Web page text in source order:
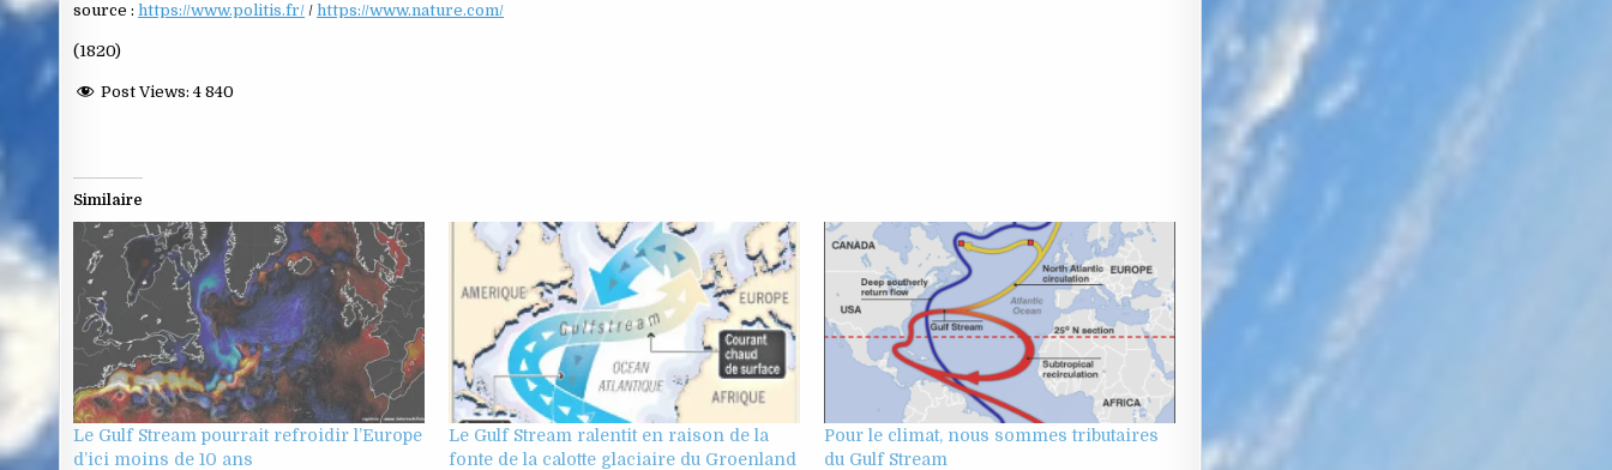
source :https://www.politis.fr/ /https://www.nature.com/
(1820)
Post Views: 4 840
Similaire
Le Gulf Stream pourrait refroidir l’Europe
d’ici moins de 10 ans
Le Gulf Stream ralentit en raison de la
fonte de la calotte glaciaire du Groenland
Pour le climat, nous sommes tributaires
du Gulf Stream